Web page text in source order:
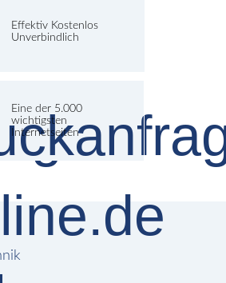
Effektiv Kostenlos
Unverbindlich
Eine der 5.000
wichtigsten
Internetseiten